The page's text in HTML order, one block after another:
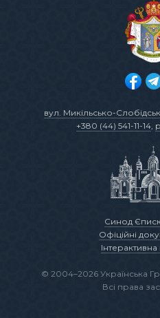
вул. Микільсько-
+380 (44) 541-11-14,
Синод
Офіційні
© 2004–2026 Українська
Всі права